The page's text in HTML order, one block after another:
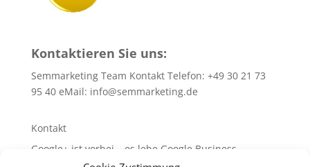
Kontaktieren Sie uns:
Semmarketing Team Kontakt Telefon: +49 30 21 73
95 40 eMail: info@semmarketing.de
Kontakt
Google+ ist vorbei – es lebe Google Business